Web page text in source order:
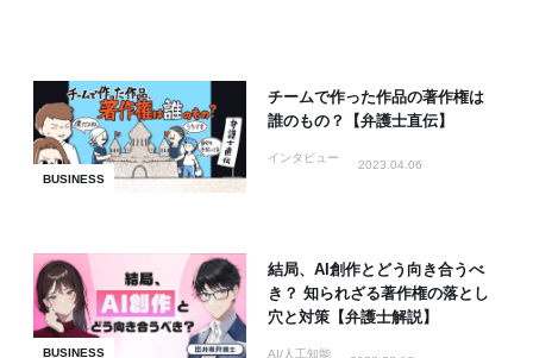
BUSINESS
チームで作った作品の著作権は
誰のもの？【弁護士直伝】
インタビュー
2023.04.06
BUSINESS
結局、AI創作とどう向き合うべ
き？ 知られざる著作権の落とし
穴と対策【弁護士解説】
AI/人工知能